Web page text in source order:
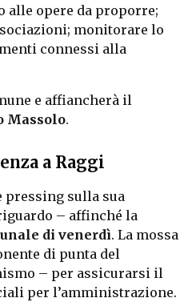
opere da proporre;
monitorare lo
connessi alla
e affiancherà il
Massolo.
a Raggi
pressing sulla sua
– affinché la
di venerdì. La mossa
di punta del
– per assicurarsi il
per l’amministrazione.